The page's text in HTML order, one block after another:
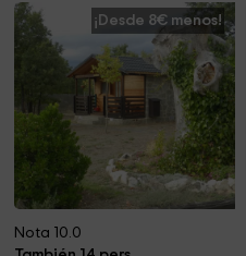
¡Desde 8€ menos!
Nota 10.0